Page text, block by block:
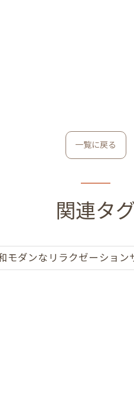
一覧に戻る
関連タ
モダンなリラクゼーション